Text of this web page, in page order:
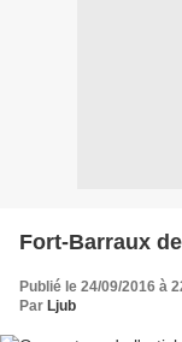
Fort-Barraux
Publié le 24/09/2016 à
Par Ljub